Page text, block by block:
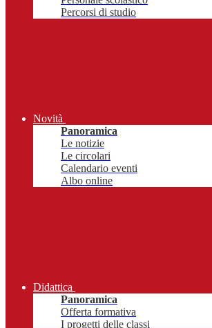
Percorsi di studio
Novità
Panoramica
Le notizie
Le circolari
Calendario eventi
Albo online
Didattica
Panoramica
Offerta formativa
I progetti delle classi